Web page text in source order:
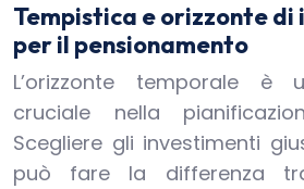
Tempistica e orizzonte
per il pensionamento
L’orizzonte temporale
cruciale nella
Scegliere gli investimenti
può fare la differenza